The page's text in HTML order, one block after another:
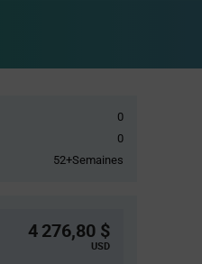
0
0
52+Semaines
4 276,80 $
USD